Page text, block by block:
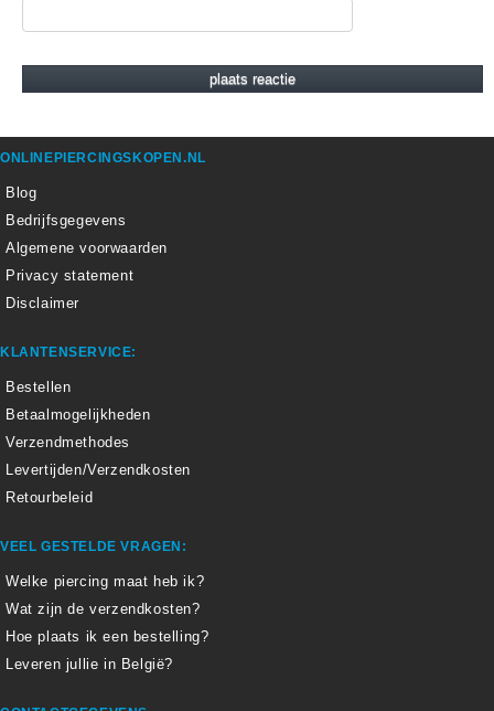
ONLINEPIERCINGSKOPEN.NL
Blog
Bedrijfsgegevens
Algemene voorwaarden
Privacy statement
Disclaimer
KLANTENSERVICE:
Bestellen
Betaalmogelijkheden
Verzendmethodes
Levertijden/Verzendkosten
Retourbeleid
VEEL GESTELDE VRAGEN:
Welke piercing maat heb ik?
Wat zijn de verzendkosten?
Hoe plaats ik een bestelling?
Leveren jullie in België?